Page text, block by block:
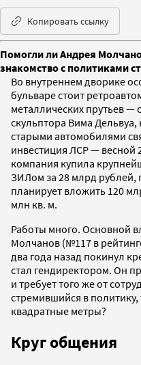
Копировать ссылку
Помогли ли Андрея
знакомство с политиками
Во внутреннем дворике
бульваре стоит
металлических прутьев —
скульптора Вима
старыми автомобилями
инвестиция ЛСР — весной
компания купила
ЗИЛом за 28 млрд рублей,
планирует вложить 120
млн кв. м.
Работы много. Основной
Молчанов (№117 в
два года назад покинул
стал гендиректором. Он
и требует того же от
стремившийся в политику,
квадратные метры?
Круг общения